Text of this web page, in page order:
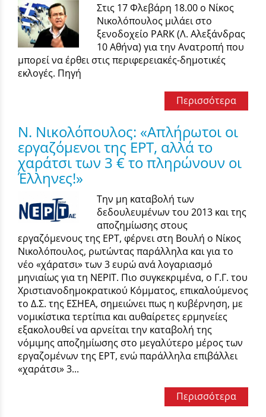
Στις 17 Φλεβάρη 18.00 ο Νίκος
Νικολόπουλος μιλάει στο
ξενοδοχείο PARK (Λ. Αλεξάνδρας
10 Αθήνα) για την Ανατροπή που
μπορεί να έρθει στις περιφερειακές-δημοτικές
εκλογές. Πηγή
Περισσότερα
Ν. Νικολόπουλος: «Απλήρωτοι οι
εργαζόμενοι της ΕΡΤ, αλλά το
χαράτσι των 3 € το πληρώνουν οι
Έλληνες!»
Την μη καταβολή των
δεδουλευμένων του 2013 και της
αποζημίωσης στους
εργαζόμενους της ΕΡΤ, φέρνει στη Βουλή ο Νίκος
Νικολόπουλος, ρωτώντας παράλληλα και για το
νέο «χάρατσι» των 3 ευρώ ανά λογαριασμό
μηνιαίως για τη ΝΕΡΙΤ. Πιο συγκεκριμένα, ο Γ.Γ. του
Χριστιανοδημοκρατικού Κόμματος, επικαλούμενος
το Δ.Σ. της ΕΣΗΕΑ, σημειώνει πως η κυβέρνηση, με
νομικίστικα τερτίπια και αυθαίρετες ερμηνείες
εξακολουθεί να αρνείται την καταβολή της
νόμιμης αποζημίωσης στο μεγαλύτερο μέρος των
εργαζομένων της ΕΡΤ, ενώ παράλληλα επιβάλλει
«χαράτσι» 3...
Περισσότερα